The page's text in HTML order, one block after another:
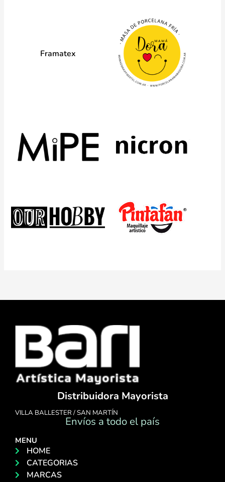
Framatex
Distribuidora Mayorista
VILLA BALLESTER / SAN MARTÍN
Envíos a todo el país
MENU
HOME
CATEGORIAS
MARCAS